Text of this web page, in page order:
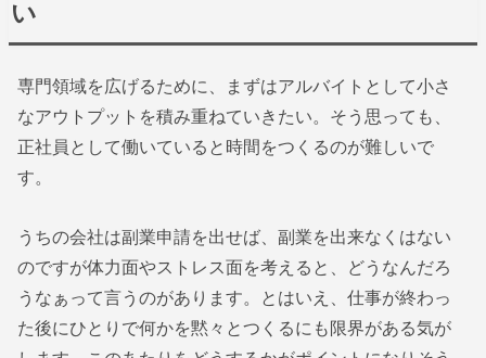
い
専門領域を広げるために、まずはアルバイトとして小さ
なアウトプットを積み重ねていきたい。そう思っても、
正社員として働いていると時間をつくるのが難しいで
す。
うちの会社は副業申請を出せば、副業を出来なくはない
のですが体力面やストレス面を考えると、どうなんだろ
うなぁって言うのがあります。とはいえ、仕事が終わっ
た後にひとりで何かを黙々とつくるにも限界がある気が